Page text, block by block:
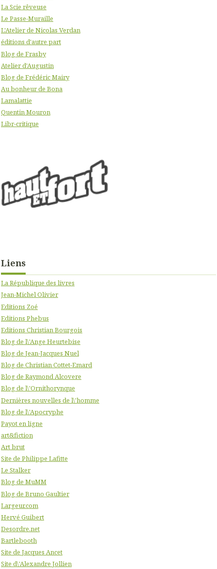
La Scie rêveuse
Le Passe-Muraille
L'Atelier de Nicolas Verdan
éditions d'autre part
Blog de Frasby
Atelier d'Augustin
Blog de Frédéric Mairy
Au bonheur de Bona
Lamalattie
Quentin Mouron
Libr-critique
Liens
La République des livres
Jean-Michel Olivier
Editions Zoé
Editions Phebus
Editions Christian Bourgois
Blog de l\'Ange Heurtebise
Blog de Jean-Jacques Nuel
Blog de Christian Cottet-Emard
Blog de Raymond Alcovere
Blog de l\'Ornithorynque
Dernières nouvelles de l\'homme
Blog de l\'Apocryphe
Payot en ligne
art&fiction
Art brut
Site de Philippe Lafitte
Le Stalker
Blog de MuMM
Blog de Bruno Gaultier
Largeur.com
Hervé Guibert
Desordre.net
Bartlebooth
Site de Jacques Ancet
Site d\'Alexandre Jollien